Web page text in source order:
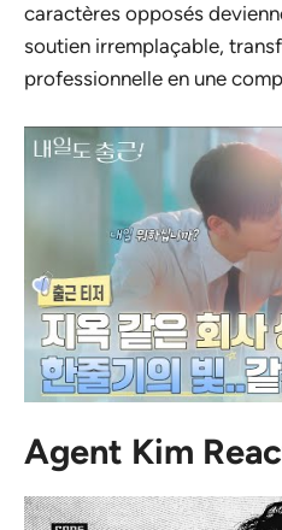
caractères opposés
soutien irremplaçable,
professionnelle en une
Agent Kim